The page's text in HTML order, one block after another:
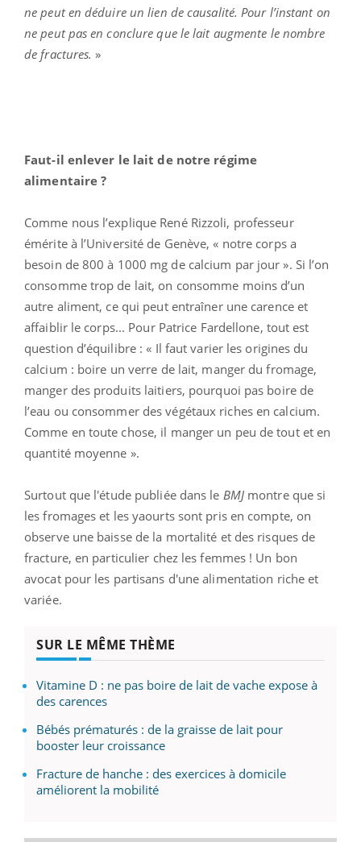
ne peut en déduire un lien de causalité. Pour l’instant on
ne peut pas en conclure que le lait augmente le nombre
de fractures. »
Faut-il enlever le lait de notre régime
alimentaire ?
Comme nous l’explique René Rizzoli, professeur
émérite à l’Université de Genève, « notre corps a
besoin de 800 à 1000 mg de calcium par jour ». Si l’on
consomme trop de lait, on consomme moins d’un
autre aliment, ce qui peut entraîner une carence et
affaiblir le corps... Pour Patrice Fardellone, tout est
question d’équilibre : « Il faut varier les origines du
calcium : boire un verre de lait, manger du fromage,
manger des produits laitiers, pourquoi pas boire de
l’eau ou consommer des végétaux riches en calcium.
Comme en toute chose, il manger un peu de tout et en
quantité moyenne ».
Surtout que l'étude publiée dans le BMJmontre que si
les fromages et les yaourts sont pris en compte, on
observe une baisse de la mortalité et des risques de
fracture, en particulier chez les femmes ! Un bon
avocat pour les partisans d'une alimentation riche et
variée.
SUR LE MÊME THÈME
Vitamine D : ne pas boire de lait de vache expose à
des carences
Bébés prématurés : de la graisse de lait pour
booster leur croissance
Fracture de hanche : des exercices à domicile
améliorent la mobilité